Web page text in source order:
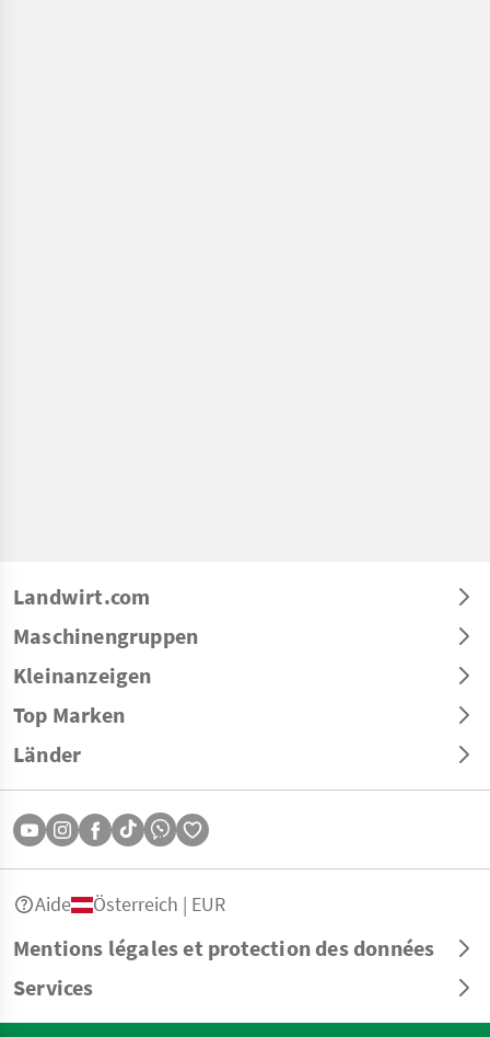
Landwirt.com
Maschinengruppen
Kleinanzeigen
Top Marken
Länder
Mentions légales et protection des données
Services
Aide Österreich | EUR